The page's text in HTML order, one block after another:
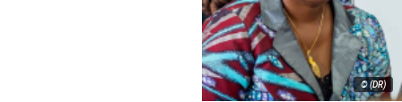
© (DR)